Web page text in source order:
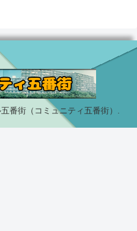
番街（コミュニティ五番街）.